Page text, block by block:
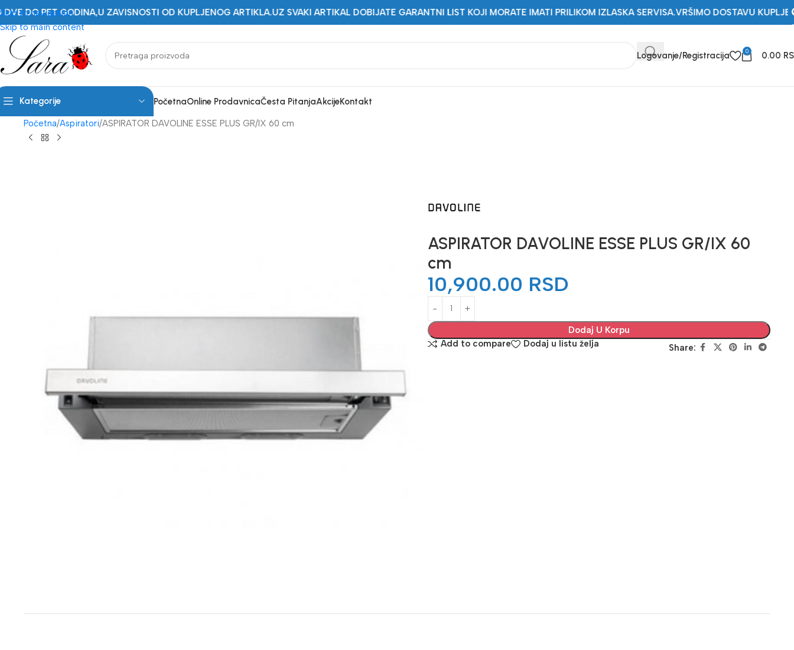
Skip to navigation
Skip to main content
ZAVISNOSTI OD KUPLJENOG ARTIKLA.UZ SVAKI ARTIKAL DOBIJATE GARANTNI LIST KOJI MORATE IMATI PRILIKOM IZLASKA SERVISA.VRŠIMO DOSTAVU KUPLJENIH
Logovanje/Registracija 0 0.00
Kategorije PočetnaOnline ProdavnicaČesta PitanjaAkcijeKontakt
Početna Aspiratori ASPIRATOR DAVOLINE ESSE PLUS GR/IX 60 cm
ASPIRATOR DAVOLINE ESSE PLUS GR/IX 60
cm
10,900.00 RSD
Dodaj U Korpu
Add to compare
Dodaj u listu želja Share: